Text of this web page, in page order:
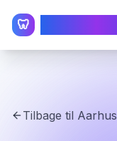
🦷
Tilbage til Aarhus